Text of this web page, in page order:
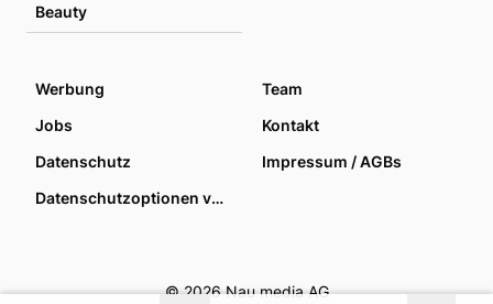
Beauty
Werbung
Team
Jobs
Kontakt
Datenschutz
Impressum / AGBs
Datenschutzoptionen verwalten
© 2026 Nau media AG